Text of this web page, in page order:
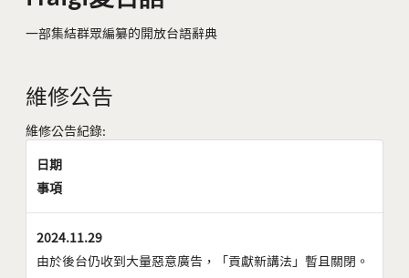
一部集結群眾編纂的開放台語辭典
維修公告
維修公告紀錄:
日期
事項
2024.11.29
由於後台仍收到大量惡意廣告，「貢獻新講法」暫且關閉。